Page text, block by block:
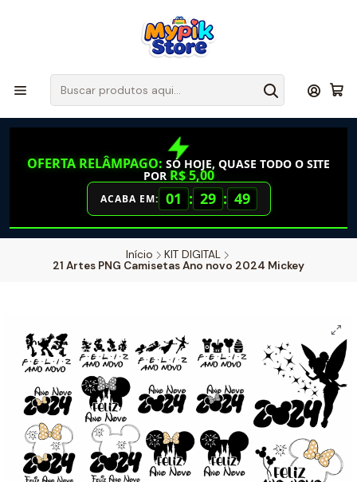
OFERTA RELÂMPAGO: SÓ HOJE, QUASE TODO O SITE
POR R$ 5,00
ACABA EM: 01 : 29 : 49
Início
KIT DIGITAL
21 Artes PNG Camisetas Ano novo 2024 Mickey